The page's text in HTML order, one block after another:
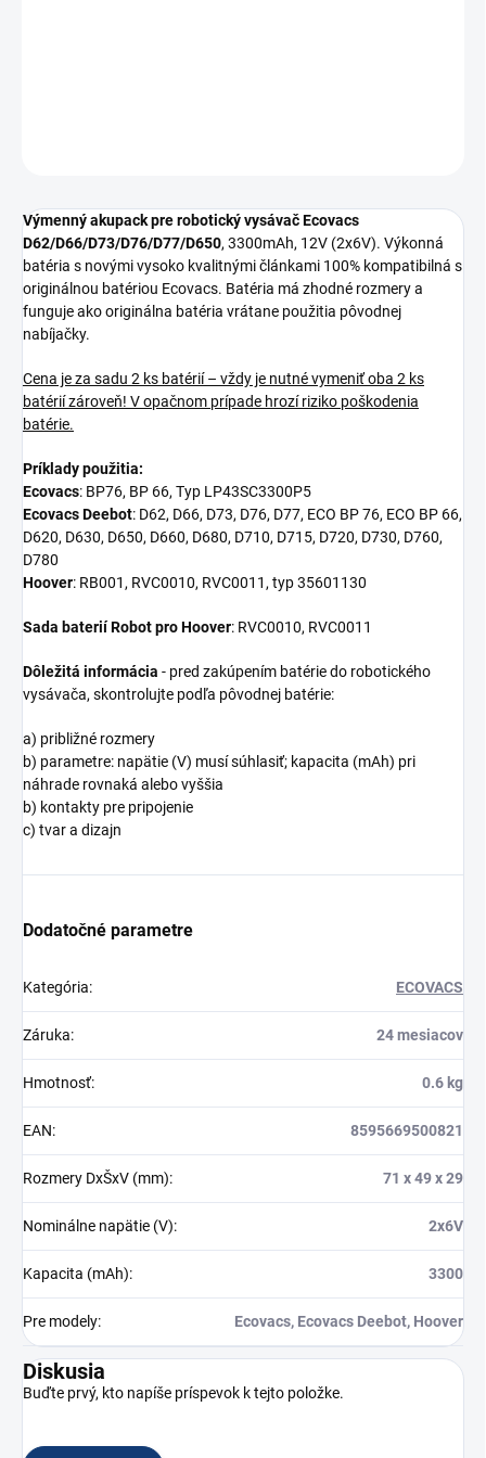
Výmenný akupack pre robotický vysávač Ecovacs
D62/D66/D73/D76/D77/D650, 3300mAh, 12V (2x6V). Výkonná
batéria s novými vysoko kvalitnými článkami 100% kompatibilná s
originálnou batériou Ecovacs. Batéria má zhodné rozmery a
funguje ako originálna batéria vrátane použitia pôvodnej
nabíjačky.
Cena je za sadu 2 ks batérií – vždy je nutné vymeniť oba 2 ks
batérií zároveň! V opačnom prípade hrozí riziko poškodenia
batérie.
Príklady použitia:
Ecovacs: BP76, BP 66, Typ LP43SC3300P5
Ecovacs Deebot: D62, D66, D73, D76, D77, ECO BP 76, ECO BP 66,
D620, D630, D650, D660, D680, D710, D715, D720, D730, D760,
D780
Hoover: RB001, RVC0010, RVC0011, typ 35601130
Sada baterií Robot pro Hoover: RVC0010, RVC0011
Dôležitá informácia - pred zakúpením batérie do robotického
vysávača, skontrolujte podľa pôvodnej batérie:
a) približné rozmery
b) parametre: napätie (V) musí súhlasiť; kapacita (mAh) pri
náhrade rovnaká alebo vyššia
b) kontakty pre pripojenie
c) tvar a dizajn
Dodatočné parametre
Kategória: ECOVACS
Záruka: 24 mesiacov
Hmotnosť: 0.6 kg
EAN: 8595669500821
Rozmery DxŠxV (mm): 71 x 49 x 29
Nominálne napätie (V): 2x6V
Kapacita (mAh): 3300
Pre modely: Ecovacs, Ecovacs Deebot, Hoover
Diskusia
Buďte prvý, kto napíše príspevok k tejto položke.